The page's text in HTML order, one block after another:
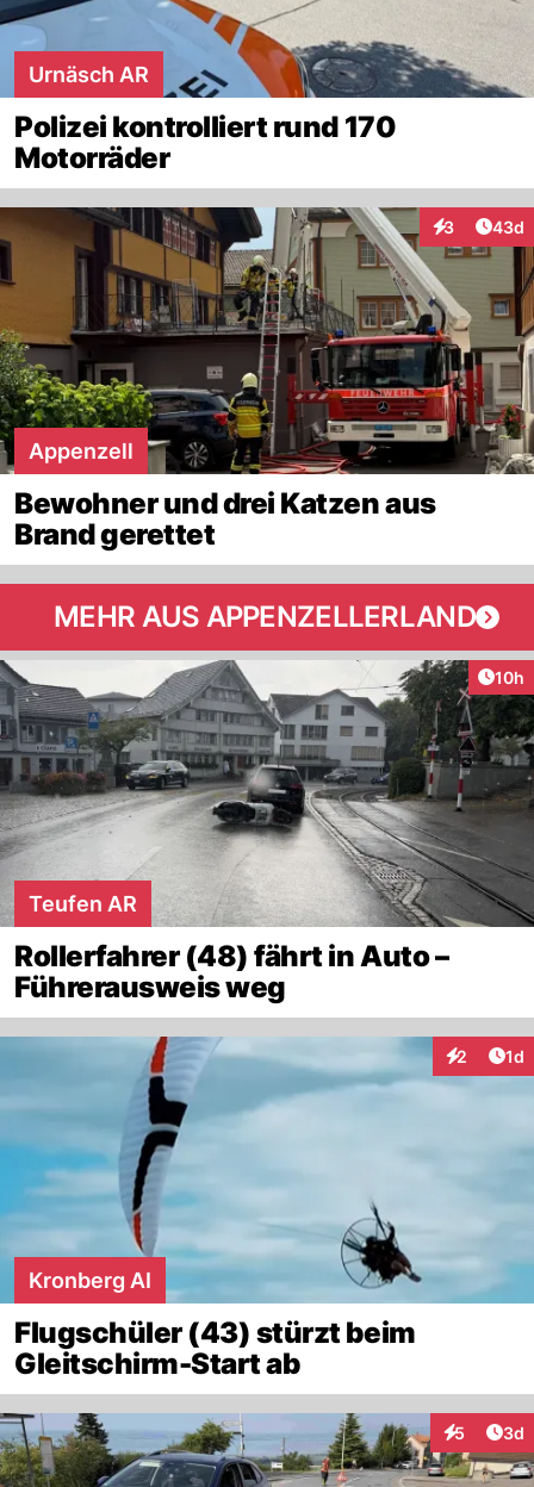
Urnäsch AR
Polizei kontrolliert rund 170
Motorräder
3
Interaktionen
43d
Appenzell
Bewohner und drei Katzen aus
Brand gerettet
MEHR AUS APPENZELLERLAND
10h
Teufen AR
Rollerfahrer (48) fährt in Auto –
Führerausweis weg
2 1d
Kronberg AI
Flugschüler (43) stürzt beim
Gleitschirm-Start ab
5 3d